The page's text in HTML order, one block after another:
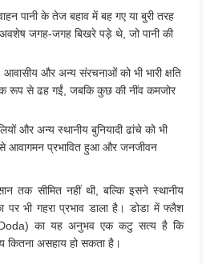
पानी के तेज बहाव में बह गए या बुरी तरह
जगह-जगह बिखरे पड़े थे, जो पानी की
और अन्य संरचनाओं को भी भारी क्षति
रूप से ढह गईं, जबकि कुछ की नींव कमजोर
और अन्य स्थानीय बुनियादी ढांचे को भी
आवागमन प्रभावित हुआ और जनजीवन
तक सीमित नहीं थी, बल्कि इसने स्थानीय
भी गहरा प्रभाव डाला है। डोडा में फ्लैश
का यह अनुभव एक कटु सत्य है कि
कितना असहाय हो सकता है।